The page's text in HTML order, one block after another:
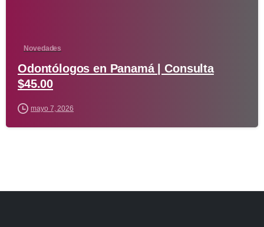
Novedades
Odontólogos en Panamá | Consulta
$45.00
mayo 7, 2026